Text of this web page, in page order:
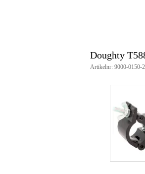
Doughty
Artikelnr: 9000-0150-